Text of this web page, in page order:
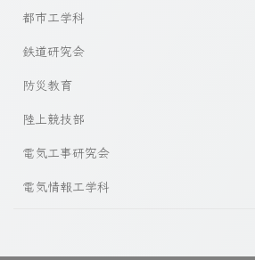
都市工学科
鉄道研究会
防災教育
陸上競技部
電気工事研究会
電気情報工学科